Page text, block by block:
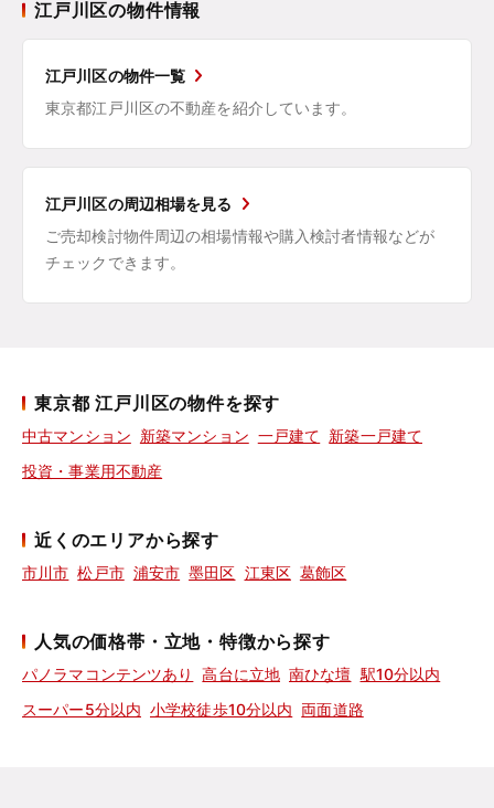
江戸川区の物件情報
江戸川区の物件一覧
東京都江戸川区の不動産を紹介しています。
江戸川区の周辺相場を見る
ご売却検討物件周辺の相場情報や購入検討者情報などが
チェックできます。
東京都 江戸川区の物件を探す
中古マンション 新築マンション 一戸建て 新築一戸建て
投資・事業用不動産
近くのエリアから探す
市川市 松戸市 浦安市 墨田区 江東区 葛飾区
人気の価格帯・立地・特徴から探す
パノラマコンテンツあり 高台に立地 南ひな壇 駅10分以内
スーパー5分以内 小学校徒歩10分以内 両面道路